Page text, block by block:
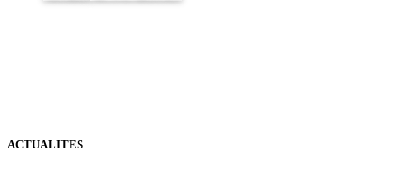
ACTUALITES